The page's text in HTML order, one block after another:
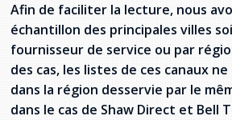
Anastasia Knudsen
Brian Kizner
Marc-Alexandre Mestres
Afin de faciliter la lecture, nous
échantillon des principales villes
fournisseur de service ou par
des cas, les listes de ces canaux
dans la région desservie par le
dans le cas de Shaw Direct et Bell